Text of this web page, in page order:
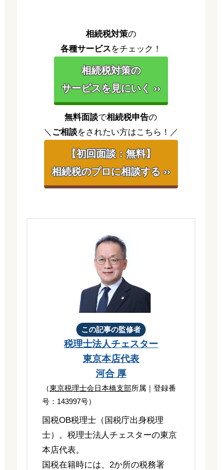
相続税対策の
各種サービスをチェック！
相続税対策の
サービスを見にいく ››
無料面談で相続税申告の
＼ ご相談をされたい方はこちら！／
【初回面談：無料】
相続税のプロに相談する ››
この記事の監修者
税理士法人チェスター
東京本店代表
河合 厚
（東京税理士会日本橋支部所属｜登録番
号：143997号）
国税OB税理士（国税庁出身税理
士）。税理士法人チェスターの東京
本店代表。
国税在籍時には、2か所の税務署